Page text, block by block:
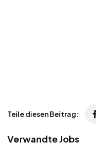
Teile diesen Beitrag:
Verwandte Jobs